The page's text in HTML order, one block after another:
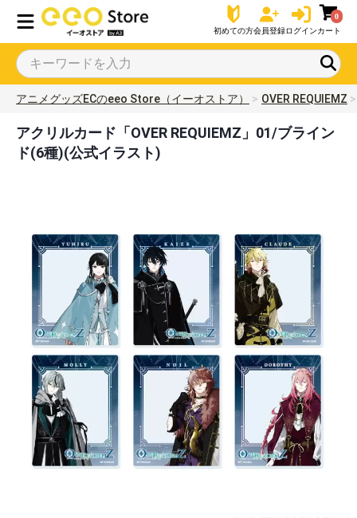
初めての方会員登録ログイン
0
カート
アニメグッズECのeeo Store（イーオストア） OVER REQUIEMZ
アクリルカード「OVER REQUIEMZ」01/ブライン
ド(6種)(公式イラスト)